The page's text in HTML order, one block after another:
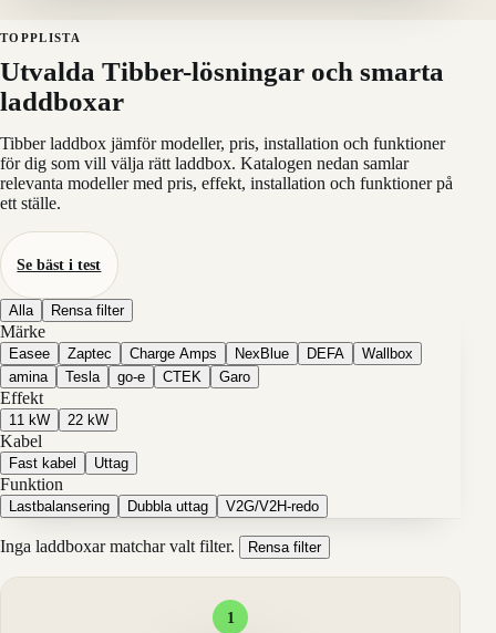
TOPPLISTA
Utvalda Tibber-lösningar och smarta
laddboxar
Tibber laddbox jämför modeller, pris, installation och funktioner
för dig som vill välja rätt laddbox. Katalogen nedan samlar
relevanta modeller med pris, effekt, installation och funktioner på
ett ställe.
Se bäst i test
Alla Rensa filter
Märke
Easee Zaptec Charge Amps NexBlue DEFA
Wallbox
amina
Tesla go-e CTEK Garo
Effekt
11 kW 22 kW
Kabel
Fast kabel Uttag
Funktion
Lastbalansering Dubbla uttag V2G/V2H-redo
Inga laddboxar matchar valt filter. Rensa filter
1